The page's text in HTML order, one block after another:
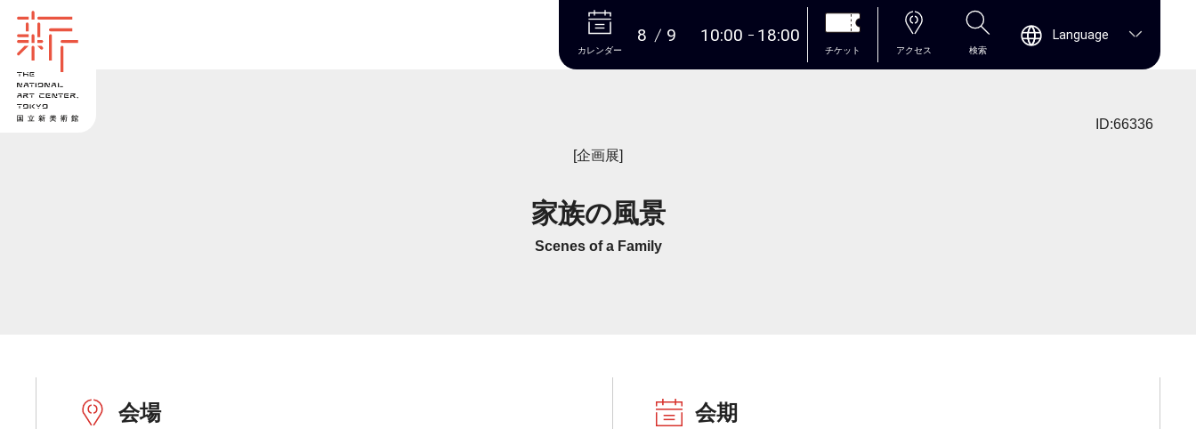
本文へ
カレンダー
8 9 10:00 18:00
チケット アクセス 検索
Language
ID:66336
[企画展]
家族の風景
Scenes of a Family
会場 会期